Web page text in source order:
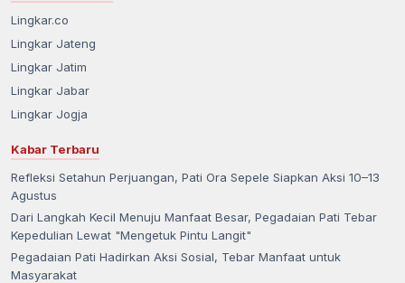
Lingkar.co
Lingkar Jateng
Lingkar Jatim
Lingkar Jabar
Lingkar Jogja
Kabar Terbaru
Refleksi Setahun Perjuangan, Pati Ora Sepele Siapkan Aksi 10–13
Agustus
Dari Langkah Kecil Menuju Manfaat Besar, Pegadaian Pati Tebar
Kepedulian Lewat "Mengetuk Pintu Langit"
Pegadaian Pati Hadirkan Aksi Sosial, Tebar Manfaat untuk
Masyarakat